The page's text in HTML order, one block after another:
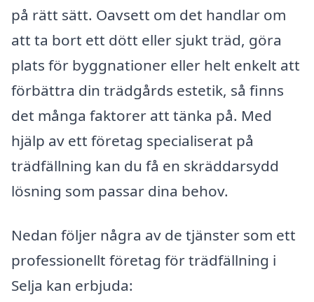
på rätt sätt. Oavsett om det handlar om
att ta bort ett dött eller sjukt träd, göra
plats för byggnationer eller helt enkelt att
förbättra din trädgårds estetik, så finns
det många faktorer att tänka på. Med
hjälp av ett företag specialiserat på
trädfällning kan du få en skräddarsydd
lösning som passar dina behov.
Nedan följer några av de tjänster som ett
professionellt företag för trädfällning i
Selja kan erbjuda: